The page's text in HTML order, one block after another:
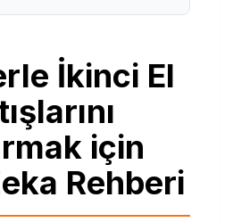
İkinci El
için
Rehberi